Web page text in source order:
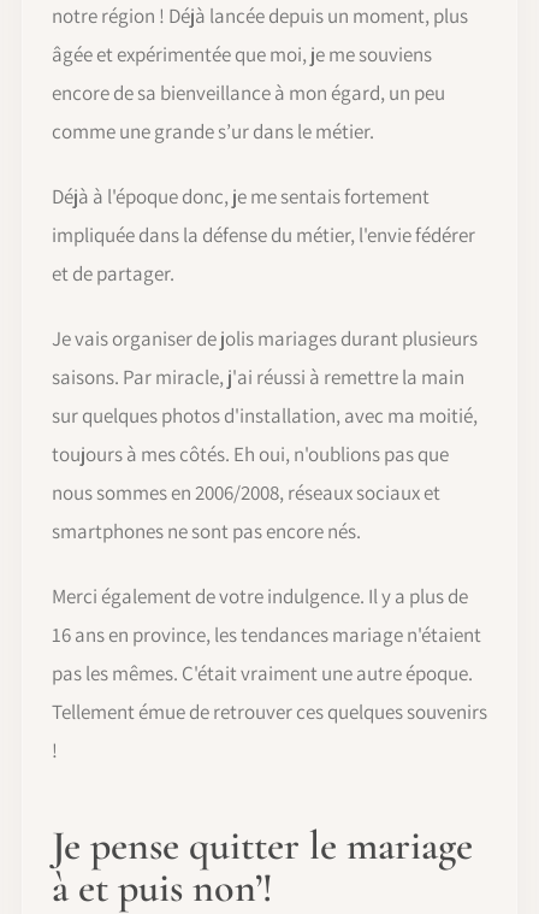
notre région ! Déjà lancée depuis un moment, plus
âgée et expérimentée que moi, je me souviens
encore de sa bienveillance à mon égard, un peu
comme une grande s’ur dans le métier.
Déjà à l'époque donc, je me sentais fortement
impliquée dans la défense du métier, l'envie fédérer
et de partager.
Je vais organiser de jolis mariages durant plusieurs
saisons. Par miracle, j'ai réussi à remettre la main
sur quelques photos d'installation, avec ma moitié,
toujours à mes côtés. Eh oui, n'oublions pas que
nous sommes en 2006/2008, réseaux sociaux et
smartphones ne sont pas encore nés.
Merci également de votre indulgence. Il y a plus de
16 ans en province, les tendances mariage n'étaient
pas les mêmes. C'était vraiment une autre époque.
Tellement émue de retrouver ces quelques souvenirs
!
Je pense quitter le mariage
à et puis non’!